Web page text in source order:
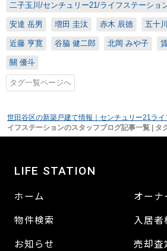
二子玉川/センチュリー21/ライフステーショ
安達 岳男 増田 圭汰 赤木 辰徳 五十
近藤 亨寛 谷脇 健二郎 北岡 みや子
關 優斗
タグ一覧ページへ
世田谷区の新築戸建て情報｜センチュリー21ライ
イフステーションのスタッフブログ記事一覧 | タ
LIFE STATION
ホーム
物件検索
お知らせ
オーナ
入居者
売却査